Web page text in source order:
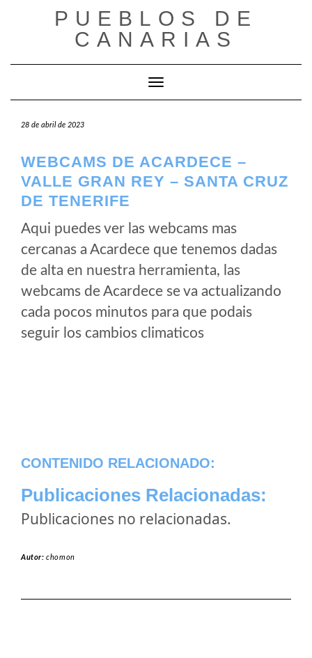
PUEBLOS DE
CANARIAS
Cambiar modo de navegación
28 de abril de 2023
WEBCAMS DE ACARDECE –
VALLE GRAN REY – SANTA CRUZ
DE TENERIFE
Aqui puedes ver las webcams mas
cercanas a Acardece que tenemos dadas
de alta en nuestra herramienta, las
webcams de Acardece se va actualizando
cada pocos minutos para que podais
seguir los cambios climaticos
CONTENIDO RELACIONADO:
Publicaciones Relacionadas:
Publicaciones no relacionadas.
Autor:chomon